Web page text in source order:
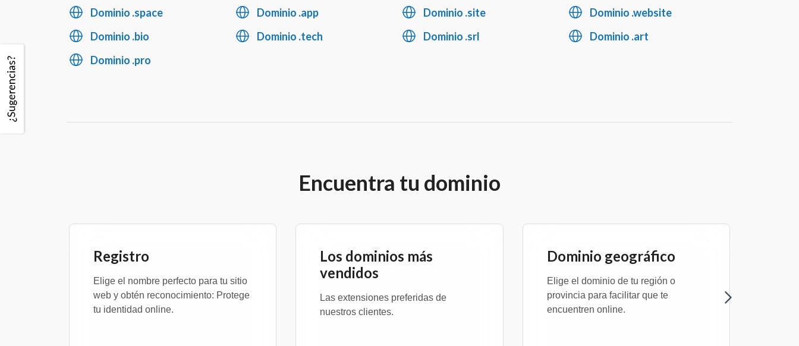
Dominio .space
Dominio .app Dominio .site
Dominio .website
Dominio .bio
Dominio .tech Dominio .srl
Dominio .art
Dominio .pro
Encuentra tu dominio
Registro
Elige el nombre perfecto para tu sitio
web y obtén reconocimiento: Protege
tu identidad online.
Los dominios más
vendidos
Las extensiones preferidas de
nuestros clientes.
Dominio geográfico
Elige el dominio de tu región o
provincia para facilitar que te
encuentren online.